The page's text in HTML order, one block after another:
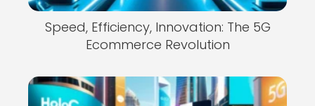
Speed, Efficiency, Innovation: The 5G
Ecommerce Revolution